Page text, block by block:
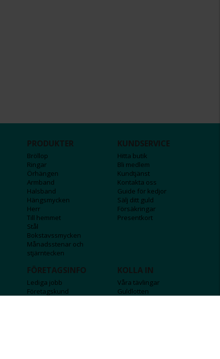
PRODUKTER
Bröllop
Ringar
Örhängen
Armband
Halsband
Hängsmycken
Herr
Till hemmet
Stål
Bokstavssmycken
Månadsstenar och
stjärntecken
KUNDSERVICE
Hitta butik
Bli medlem
Kundtjänst
Kontakta oss
Guide för kedjor
Sälj ditt guld
Försäkringar
Presentkort
FÖRETAGSINFO
Lediga jobb
Företagskund
KOLLA IN
Våra tävlingar
Guldlotten